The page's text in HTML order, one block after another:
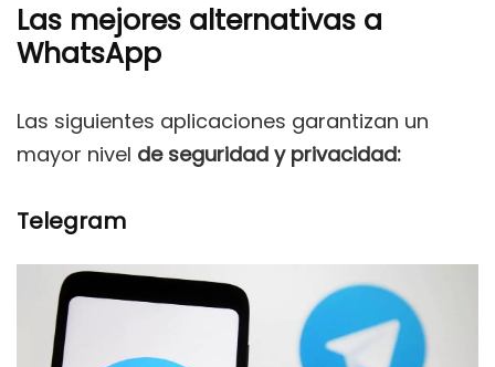
Las mejores alternativas a
WhatsApp
Las siguientes aplicaciones garantizan un
mayor nivel de seguridad y privacidad:
Telegram